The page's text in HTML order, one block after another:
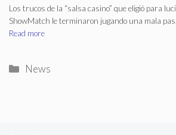
Los trucos de la “salsa casino” que eligió para
ShowMatch le terminaron jugando una mala
Read more
Categories
News